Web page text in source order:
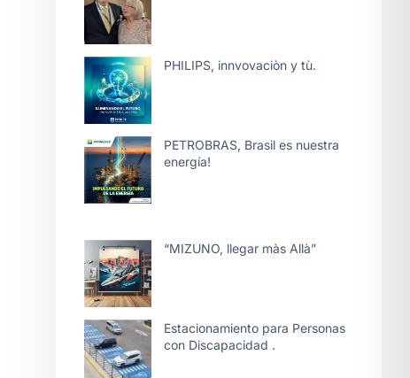
PHILIPS, innvovaciòn y tù.
PETROBRAS, Brasil es nuestra
energía!
“MIZUNO, llegar màs Allà”
Estacionamiento para Personas
con Discapacidad .